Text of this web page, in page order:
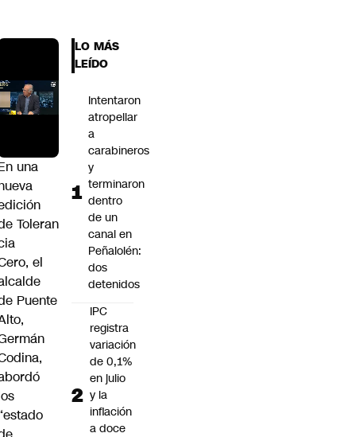
una
Toleran
, el
Puente
,
LO MÁS
LEÍDO
Intentaron
atropellar
a
carabineros
y
terminaron
dentro
de un
canal en
Peñalolén:
dos
detenidos
IPC
registra
variación
de 0,1%
en julio
y la
inflación
a doce